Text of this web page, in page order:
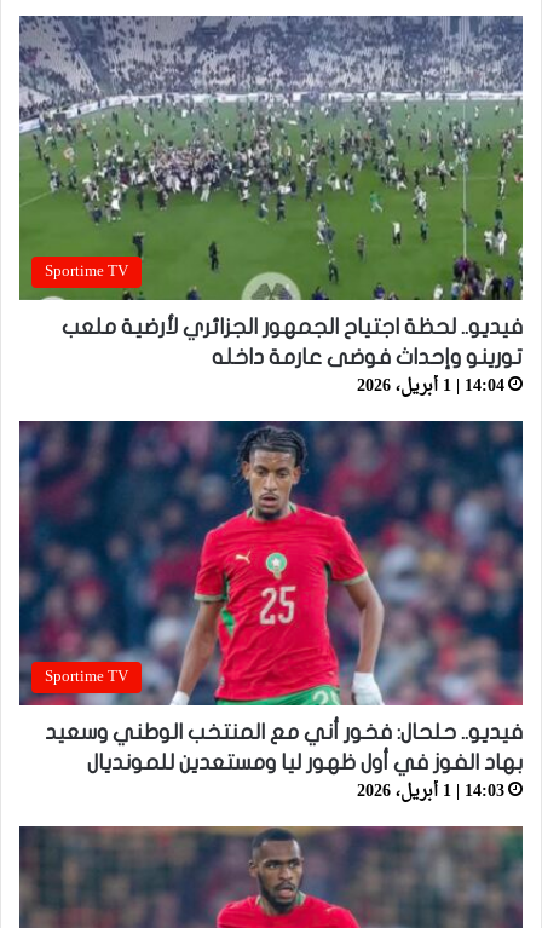
Sportime TV
فيديو.. لحظة اجتياح الجمهور الجزائري لأرضية ملعب
تورينو وإحداث فوضى عارمة داخله
14:04 | 1 أبريل، 2026
Sportime TV
فيديو.. حلحال: فخور أني مع المنتخب الوطني وسعيد
بهاد الفوز في أول ظهور ليا ومستعدين للمونديال
14:03 | 1 أبريل، 2026